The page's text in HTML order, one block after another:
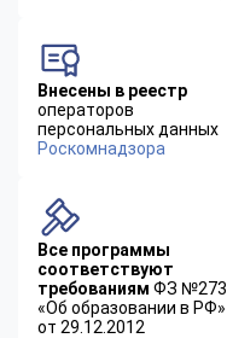
Внесены в реестр
операторов
персональных данных
Роскомнадзора
Все программы
соответствуют
требованиям ФЗ №273
«Об образовании в РФ»
от 29.12.2012